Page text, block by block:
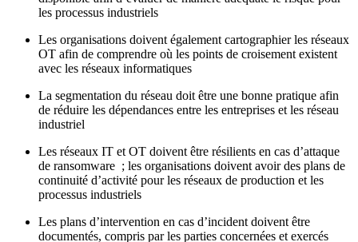
les processus industriels
Les organisations doivent également cartographier les réseaux
OT afin de comprendre où les points de croisement existent
avec les réseaux informatiques
La segmentation du réseau doit être une bonne pratique afin
de réduire les dépendances entre les entreprises et les réseau
industriel
Les réseaux IT et OT doivent être résilients en cas d’attaque
de ransomware ; les organisations doivent avoir des plans de
continuité d’activité pour les réseaux de production et les
processus industriels
Les plans d’intervention en cas d’incident doivent être
documentés, compris par les parties concernées et exercés